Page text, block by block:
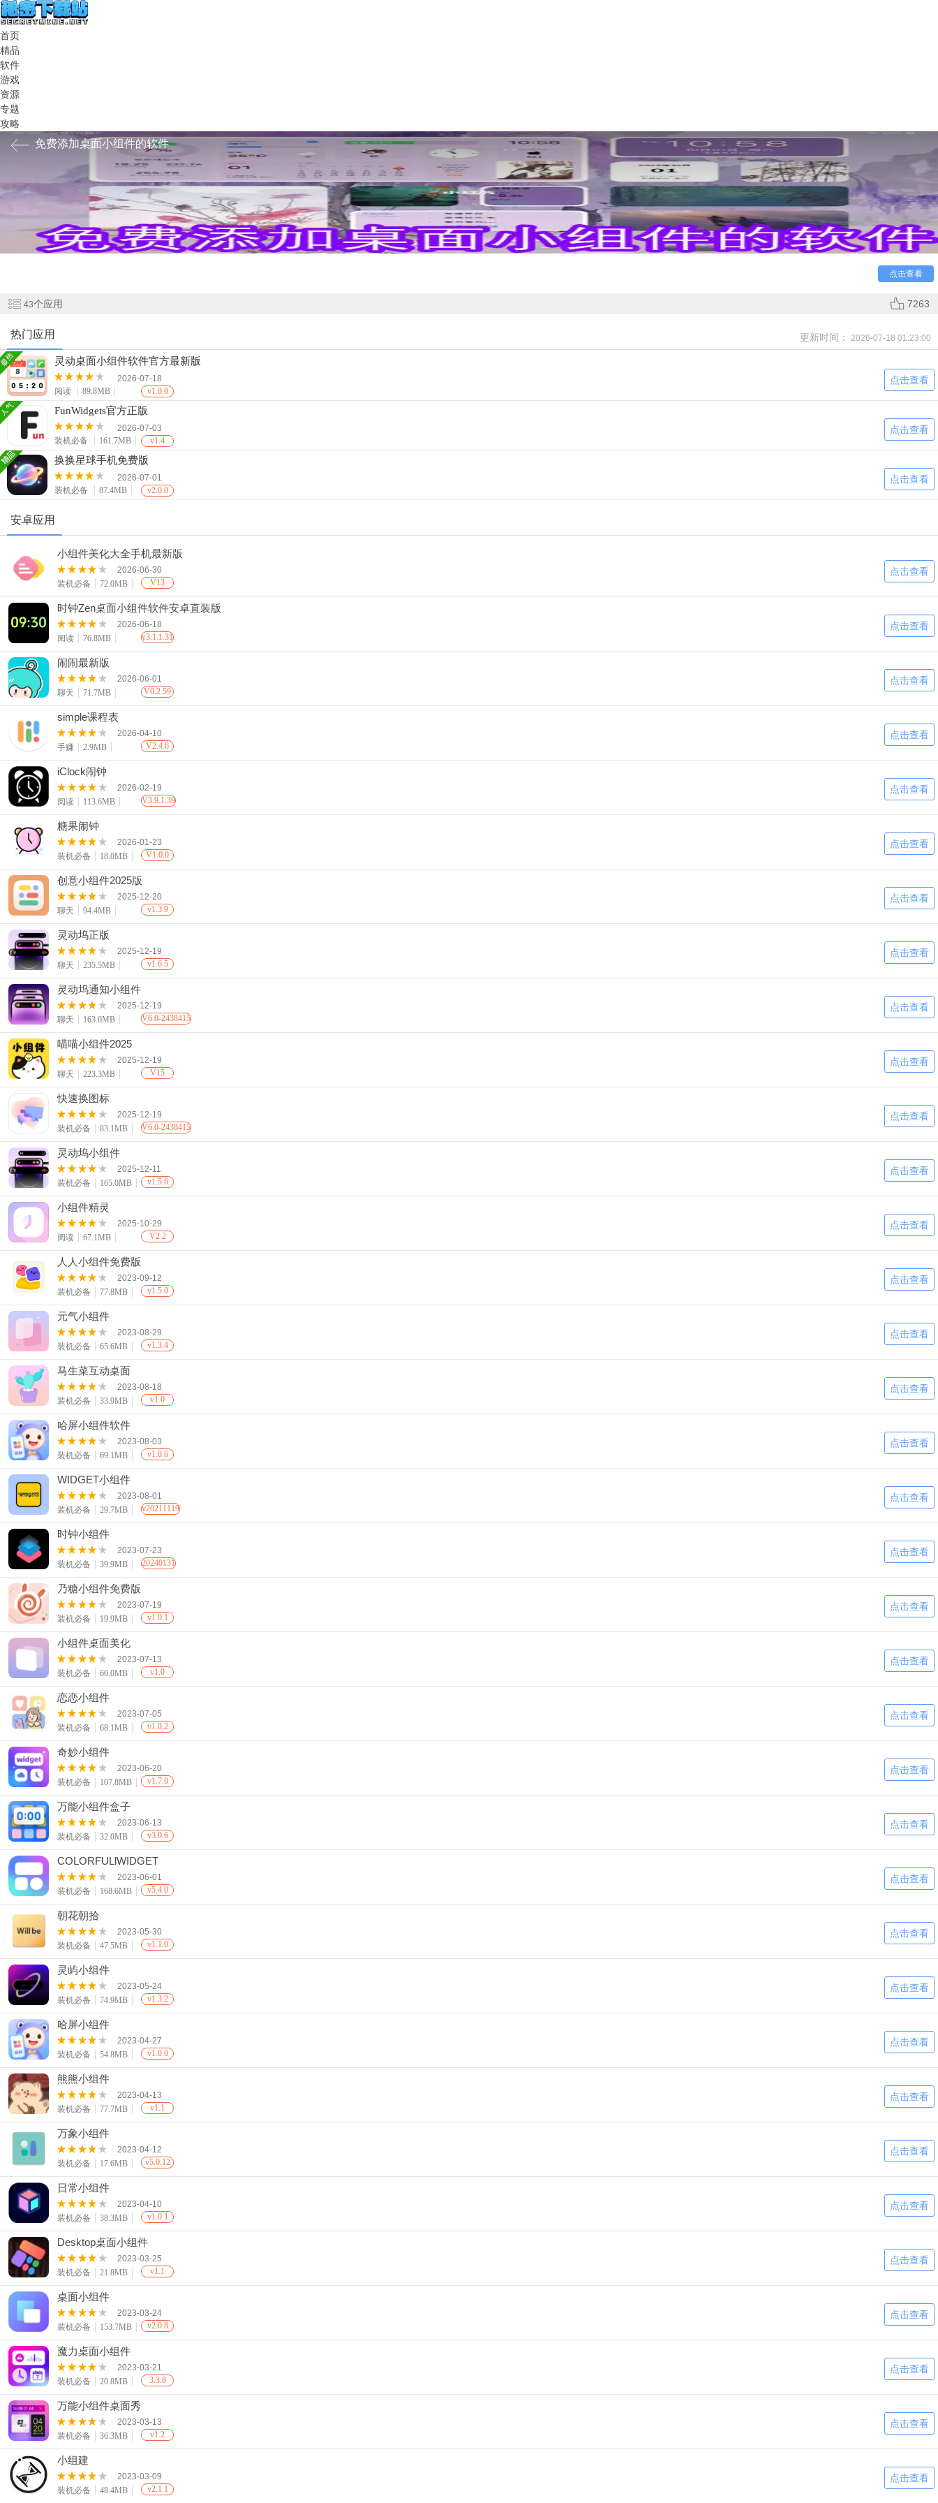
首页
精品
软件
游戏
资源
专题
攻略
免费添加桌面小组件的软件
点击查看
桌面小组件软件免费设置，都是超美的小组件哦，各个风格的小组件资源自由设置，美化用户的桌面很是方便，最得你喜欢的桌面新鲜出炉，各个实用的小工具直观，简洁，整齐，设置专属桌面就看你的了
43个应用 7263
热门应用 更新时间： 2026-07-18 01:23:00
灵动桌面小组件软件官方最新版
2026-07-18
阅读
89.8MB v1.0.0
点击查看
FunWidgets官方正版
2026-07-03
装机必备
161.7MB v1.4
点击查看
换换星球手机免费版
2026-07-01
装机必备
87.4MB v2.0.0
点击查看
安卓应用
小组件美化大全手机最新版
2026-06-30
装机必备
72.0MB V13
点击查看
时钟Zen桌面小组件软件安卓直装版
2026-06-18
阅读
76.8MB v3.1.1.31
点击查看
闹闹最新版
2026-06-01
聊天
71.7MB V0.2.59
点击查看
simple课程表
2026-04-10
手赚
2.9MB V2.4.6
点击查看
iClock闹钟
2026-02-19
阅读
113.6MB V3.9.1.39
点击查看
糖果闹钟
2026-01-23
装机必备
18.0MB V1.0.0
点击查看
创意小组件2025版
2025-12-20
聊天
94.4MB v1.3.9
点击查看
灵动坞正版
2025-12-19
聊天
235.5MB v1.6.5
点击查看
灵动坞通知小组件
2025-12-19
聊天
163.0MB V6.0-2438415
点击查看
喵喵小组件2025
2025-12-19
聊天
223.3MB V15
点击查看
快速换图标
2025-12-19
装机必备
83.1MB V6.0-2438415
点击查看
灵动坞小组件
2025-12-11
装机必备
165.0MB v1.5.6
点击查看
小组件精灵
2025-10-29
阅读
67.1MB V2.2
点击查看
人人小组件免费版
2023-09-12
装机必备
77.8MB v1.5.0
点击查看
元气小组件
2023-08-29
装机必备
65.6MB v1.3.4
点击查看
马生菜互动桌面
2023-08-18
装机必备
33.9MB v1.0
点击查看
哈屏小组件软件
2023-08-03
装机必备
69.1MB v1.0.6
点击查看
WIDGET小组件
2023-08-01
装机必备
29.7MB v20211119
点击查看
时钟小组件
2023-07-23
装机必备
39.9MB 20240131
点击查看
乃糖小组件免费版
2023-07-19
装机必备
19.9MB v1.0.1
点击查看
小组件桌面美化
2023-07-13
装机必备
60.0MB v1.0
点击查看
恋恋小组件
2023-07-05
装机必备
68.1MB v1.0.2
点击查看
奇妙小组件
2023-06-20
装机必备
107.8MB v1.7.0
点击查看
万能小组件盒子
2023-06-13
装机必备
32.0MB v3.0.6
点击查看
COLORFULlWIDGET
2023-06-01
装机必备
168.6MB v5.4.0
点击查看
朝花朝拾
2023-05-30
装机必备
47.5MB v1.1.0
点击查看
灵屿小组件
2023-05-24
装机必备
74.9MB v1.3.2
点击查看
哈屏小组件
2023-04-27
装机必备
54.8MB v1.0.0
点击查看
熊熊小组件
2023-04-13
装机必备
77.7MB v1.1
点击查看
万象小组件
2023-04-12
装机必备
17.6MB v5.0.12
点击查看
日常小组件
2023-04-10
装机必备
38.3MB v1.0.1
点击查看
Desktop桌面小组件
2023-03-25
装机必备
21.8MB v1.1
点击查看
桌面小组件
2023-03-24
装机必备
153.7MB v2.0.8
点击查看
魔力桌面小组件
2023-03-21
装机必备
20.8MB 3.3.8
点击查看
万能小组件桌面秀
2023-03-13
装机必备
36.3MB v1.2
点击查看
小组建
2023-03-09
装机必备
48.4MB v2.1.1
点击查看